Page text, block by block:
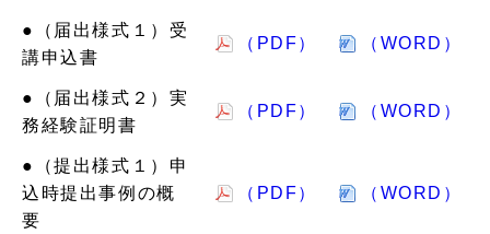
●（届出様式１）受
講申込書
（PDF） （WORD）
●（届出様式２）実
務経験証明書
（PDF） （WORD）
●（提出様式１）申
込時提出事例の概
要
（PDF） （WORD）